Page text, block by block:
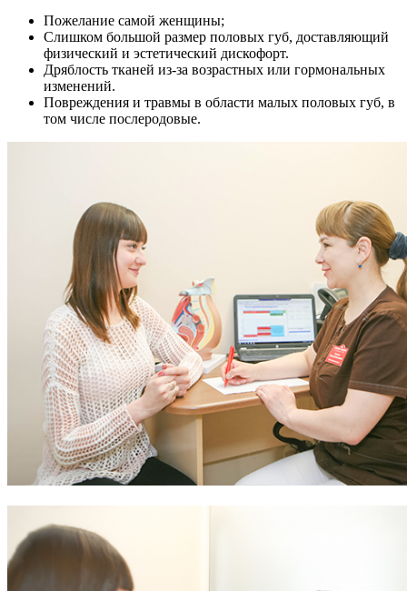
Пожелание самой женщины;
Слишком большой размер половых губ, доставляющий
физический и эстетический дискофорт.
Дряблость тканей из-за возрастных или гормональных
изменений.
Повреждения и травмы в области малых половых губ, в
том числе послеродовые.